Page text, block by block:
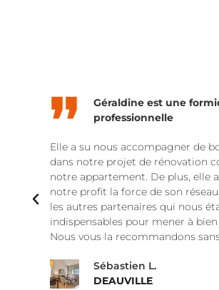
Géraldine est une
professionnelle
Elle a su nous accompagner de
dans notre projet de rénovation
notre appartement. De plus, elle
notre profit la force de son
les autres partenaires qui nous
indispensables pour mener à
Nous vous la recommandons
Sébastien L.
DEAUVILLE